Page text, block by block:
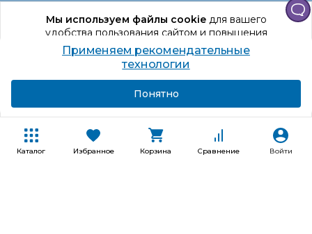
Каталог Избранное Корзина Сравнение Войти
Мы используем файлы cookieдля вашего
удобства пользования сайтом и повышения
качества рекомендаций.
Продолжая использование сайта, вы даете
согласие на обработку персональных данных
Офис Санкт‑Петербург
Оформление заказа
Покупателям
Применяем рекомендательные
технологии
Понятно